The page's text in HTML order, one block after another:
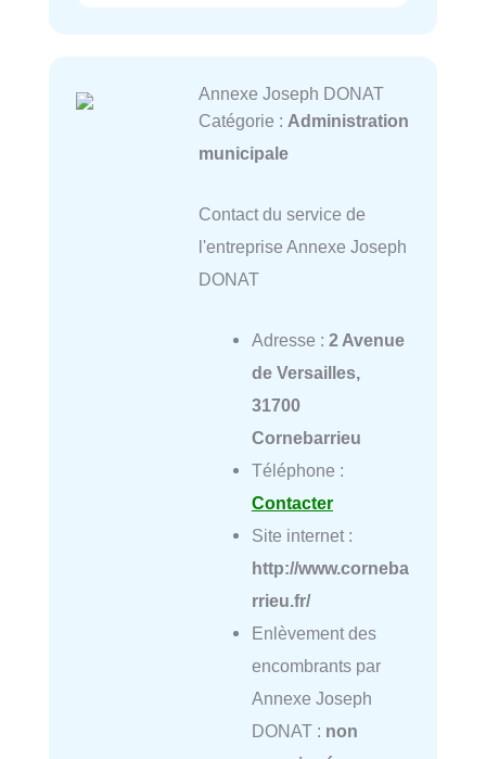
Annexe Joseph DONAT
Catégorie : Administration
municipale
Contact du service de
l'entreprise Annexe Joseph
DONAT
Adresse : 2 Avenue
de Versailles,
31700
Cornebarrieu
Téléphone :
Contacter
Site internet :
http://www.corneba
rrieu.fr/
Enlèvement des
encombrants par
Annexe Joseph
DONAT : non